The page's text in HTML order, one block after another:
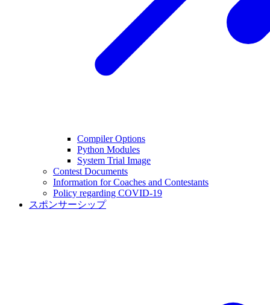
Compiler Options
Python Modules
System Trial Image
Contest Documents
Information for Coaches and Contestants
Policy regarding COVID-19
スポンサーシップ